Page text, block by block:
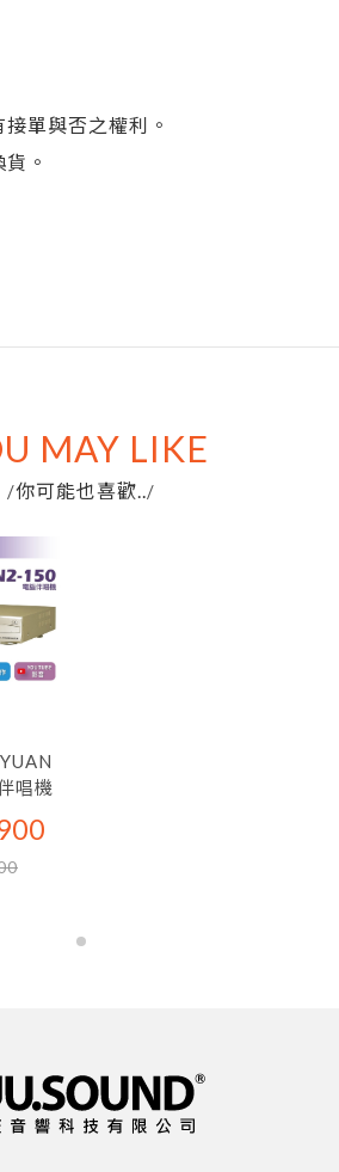
單與否之權利。
。
MAY LIKE
/你可能也喜歡../
唱機